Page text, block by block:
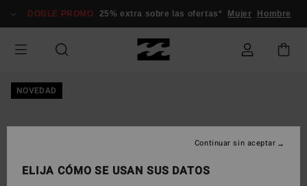
información
DOBLE PROMO 25% extra sobre las ofertas* Mujer Hombre
NOVEDAD
ELIJA CÓMO SE USAN SUS DATOS
Continuar sin aceptar